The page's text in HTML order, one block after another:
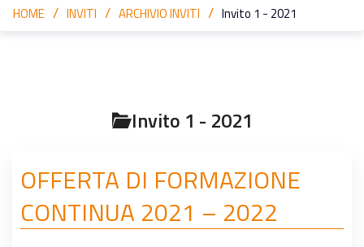
HOME INVITI ARCHIVIO INVITI Invito 1 - 2021
Invito 1 - 2021
OFFERTA DI FORMAZIONE
CONTINUA 2021 – 2022